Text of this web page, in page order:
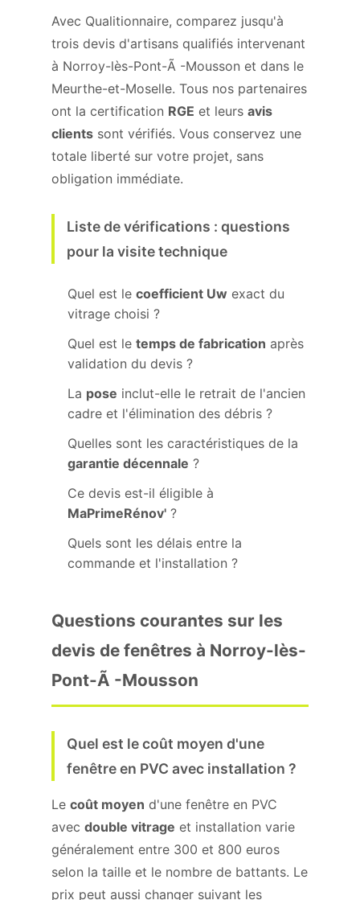
Avec Qualitionnaire, comparez jusqu'à
trois devis d'artisans qualifiés intervenant
à Norroy-lès-Pont-Ã -Mousson et dans le
Meurthe-et-Moselle. Tous nos partenaires
ont la certification RGE et leurs avis
clients sont vérifiés. Vous conservez une
totale liberté sur votre projet, sans
obligation immédiate.
Liste de vérifications : questions
pour la visite technique
Quel est le coefficient Uw exact du
vitrage choisi ?
Quel est le temps de fabrication après
validation du devis ?
La pose inclut-elle le retrait de l'ancien
cadre et l'élimination des débris ?
Quelles sont les caractéristiques de la
garantie décennale ?
Ce devis est-il éligible à
MaPrimeRénov' ?
Quels sont les délais entre la
commande et l'installation ?
Questions courantes sur les
devis de fenêtres à Norroy-lès-
Pont-Ã -Mousson
Quel est le coût moyen d'une
fenêtre en PVC avec installation ?
Le coût moyen d'une fenêtre en PVC
avec double vitrage et installation varie
généralement entre 300 et 800 euros
selon la taille et le nombre de battants. Le
prix peut aussi changer suivant les